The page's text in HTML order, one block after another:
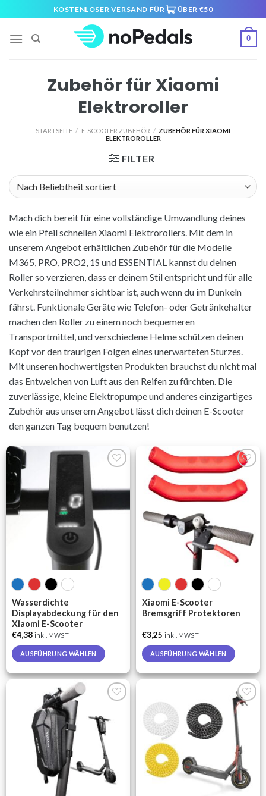
to
content
KOSTENLOSER VERSAND FÜR ÜBER €50
0
Zubehör für Xiaomi
Elektroroller
STARTSEITE / E-SCOOTER ZUBEHÖR / ZUBEHÖR FÜR XIAOMI
ELEKTROROLLER
FILTER
Mach dich bereit für eine vollständige Umwandlung deines
wie ein Pfeil schnellen Xiaomi Elektrorollers. Mit dem in
unserem Angebot erhältlichen Zubehör für die Modelle
M365, PRO, PRO2, 1S und ESSENTIAL kannst du deinen
Roller so verzieren, dass er deinem Stil entspricht und für alle
Verkehrsteilnehmer sichtbar ist, auch wenn du im Dunkeln
fährst. Funktionale Geräte wie Telefon- oder Getränkehalter
machen den Roller zu einem noch bequemeren
Transportmittel, und verschiedene Helme schützen deinen
Kopf vor den traurigen Folgen eines unerwarteten Sturzes.
Mit unseren hochwertigsten Produkten brauchst du nicht mal
das Entweichen von Luft aus den Reifen zu fürchten. Die
zuverlässige, kleine Elektropumpe und anderes einzigartiges
Zubehör aus unserem Angebot lässt dich deinen E-Scooter
den ganzen Tag bequem benutzen!
Wunschliste
Wasserdichte
Displayabdeckung für den
Xiaomi E-Scooter
€4,38 inkl. MWST
AUSFÜHRUNG WÄHLEN
product
variants.
options
Auf die
Wunschliste
Xiaomi E-Scooter
Bremsgriff Protektoren
€3,25 inkl. MWST
AUSFÜHRUNG WÄHLEN
product
multiple
variants.
The
options
may
be
chosen
Wunschliste
Auf die
Wunschliste